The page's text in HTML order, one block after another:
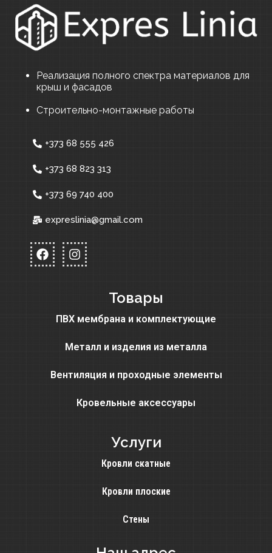
Реализация полного спектра материалов для
крыш и фасадов
Строительно-монтажные работы
+373 68 555 426
+373 68 823 313
+373 69 740 400
expreslinia@gmail.com
Товары
ПВХ мембрана и комплектующие
Металл и изделия из металла
Вентиляция и проходные элементы
Кровельные аксессуары
Услуги
Кровли скатные
Кровли плоские
Стены